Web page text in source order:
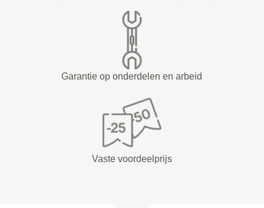
Garantie op onderdelen en arbeid
Vaste voordeelprijs